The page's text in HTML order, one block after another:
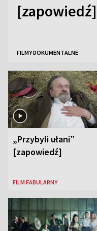
[zapowiedź]
FILMY DOKUMENTALNE
„Przybyli ułani”
[zapowiedź]
FILM FABULARNY